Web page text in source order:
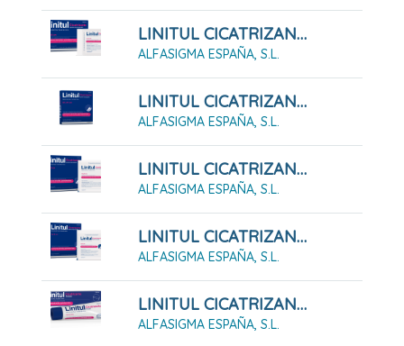
LINITUL CICATRIZANTE APOSITO IMPREGNADO, 10 Apósitos De 5,5 X 8 Cm
ALFASIGMA ESPAÑA, S.L.
LINITUL CICATRIZANTE APOSITO IMPREGNADO, 20 Apósitos De 8,5 X 10 Cm
ALFASIGMA ESPAÑA, S.L.
LINITUL CICATRIZANTE APOSITO IMPREGNADO, 20 Apósitos De 15 X 25 Cm
ALFASIGMA ESPAÑA, S.L.
LINITUL CICATRIZANTE APOSITO IMPREGNADO, 20 Apósitos De 9 X 15 Cm
ALFASIGMA ESPAÑA, S.L.
LINITUL CICATRIZANTE POMADA, 1 Tubo De 30 G
ALFASIGMA ESPAÑA, S.L.